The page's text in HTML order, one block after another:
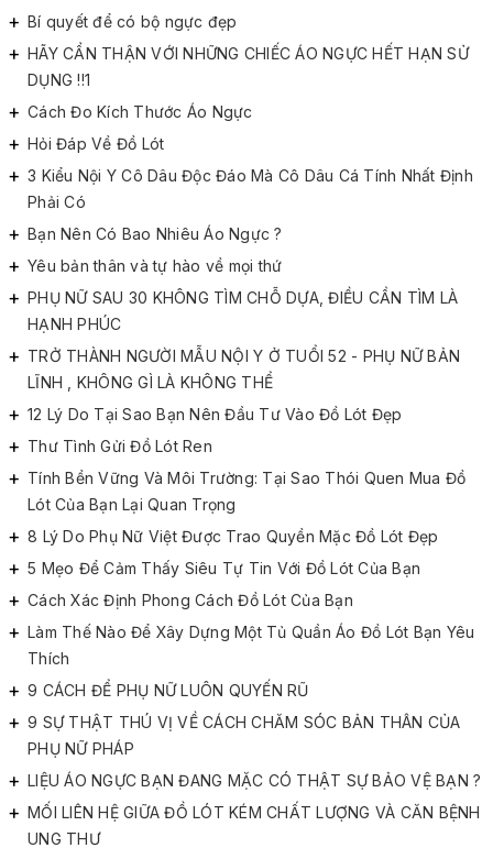
Bí quyết để có bộ ngực đẹp
HÃY CẨN THẬN VỚI NHỮNG CHIẾC ÁO NGỰC HẾT HẠN SỬ
DỤNG !!1
Cách Đo Kích Thước Áo Ngực
Hỏi Đáp Về Đồ Lót
3 Kiểu Nội Y Cô Dâu Độc Đáo Mà Cô Dâu Cá Tính Nhất Định
Phải Có
Bạn Nên Có Bao Nhiêu Áo Ngực ?
Yêu bản thân và tự hào về mọi thứ
PHỤ NỮ SAU 30 KHÔNG TÌM CHỖ DỰA, ĐIỀU CẦN TÌM LÀ
HẠNH PHÚC
TRỞ THÀNH NGƯỜI MẪU NỘI Y Ở TUỔI 52 - PHỤ NỮ BẢN
LĨNH , KHÔNG GÌ LÀ KHÔNG THỂ
12 Lý Do Tại Sao Bạn Nên Đầu Tư Vào Đồ Lót Đẹp
Thư Tình Gửi Đồ Lót Ren
Tính Bền Vững Và Môi Trường: Tại Sao Thói Quen Mua Đồ
Lót Của Bạn Lại Quan Trọng
8 Lý Do Phụ Nữ Việt Được Trao Quyền Mặc Đồ Lót Đẹp
5 Mẹo Để Cảm Thấy Siêu Tự Tin Với Đồ Lót Của Bạn
Cách Xác Định Phong Cách Đồ Lót Của Bạn
Làm Thế Nào Để Xây Dựng Một Tủ Quần Áo Đồ Lót Bạn Yêu
Thích
9 CÁCH ĐỂ PHỤ NỮ LUÔN QUYẾN RŨ
9 SỰ THẬT THÚ VỊ VỀ CÁCH CHĂM SÓC BẢN THÂN CỦA
PHỤ NỮ PHÁP
LIỆU ÁO NGỰC BẠN ĐANG MẶC CÓ THẬT SỰ BẢO VỆ BẠN ?
MỐI LIÊN HỆ GIỮA ĐỒ LÓT KÉM CHẤT LƯỢNG VÀ CĂN BỆNH
UNG THƯ